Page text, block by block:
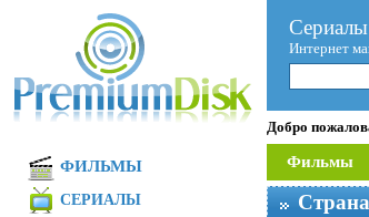
Интернет
Добро
Фильмы
ФИЛЬМЫ
СЕРИАЛЫ